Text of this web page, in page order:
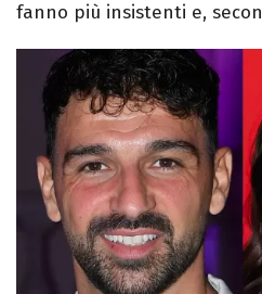
fanno più insistenti e,